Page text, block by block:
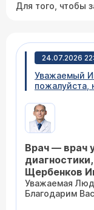
Для того, чтобы
24.07.2026
Уважаемый
пожалуйста,
я ее
этом врач
Врач — врач
Щербенков
Уважаемая
Благодарим